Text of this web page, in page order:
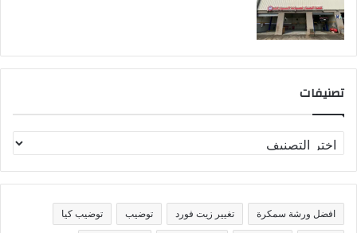
تصنيفات
ص
ن
ف
ا
افضل ورشة سمكرة تغيير زيت فورد توضيب توضيب كيا